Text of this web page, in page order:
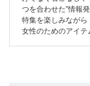
つを合わせた”情報
特集を楽しみなが
女性のためのアイテ